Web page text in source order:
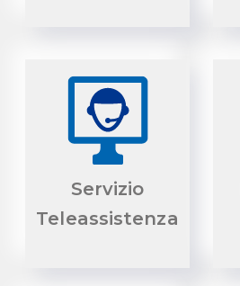
Servizio
Teleassistenza